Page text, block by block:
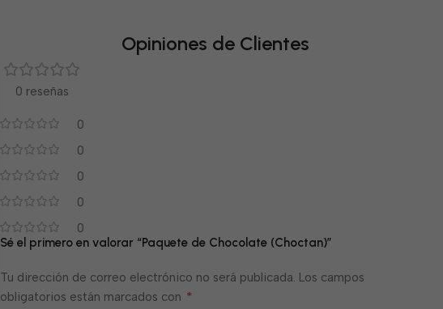
Opiniones de Clientes
0 reseñas
0
0
0
0
0
Sé el primero en valorar “Paquete de Chocolate (Choctan)”
Tu dirección de correo electrónico no será publicada. Los campos
obligatorios están marcados con *